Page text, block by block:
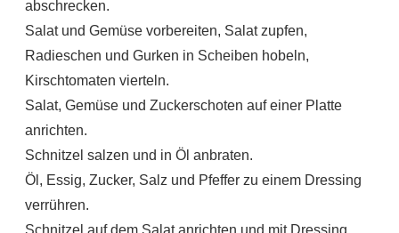
abschrecken.
Salat und Gemüse vorbereiten, Salat zupfen,
Radieschen und Gurken in Scheiben hobeln,
Kirschtomaten vierteln.
Salat, Gemüse und Zuckerschoten auf einer Platte
anrichten.
Schnitzel salzen und in Öl anbraten.
Öl, Essig, Zucker, Salz und Pfeffer zu einem Dressing
verrühren.
Schnitzel auf dem Salat anrichten und mit Dressing